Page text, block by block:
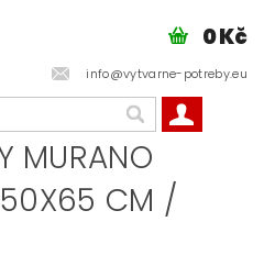
info@vytvarne-potreby.eu
0 Kč
MURANO
50X65 CM /